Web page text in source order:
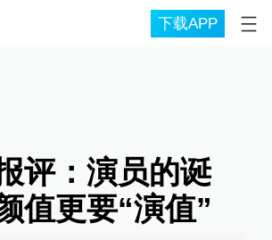
下载APP
评：演员的诞
值更要“演值”